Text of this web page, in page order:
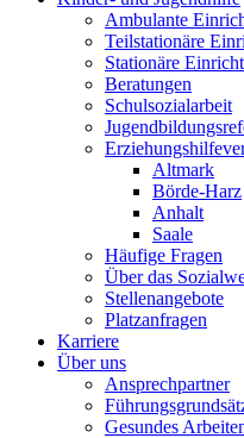
Ambulante
Teilstationäre
Stationäre
Beratungen
Schulsozialarbeit
Altmark
Börde-Harz
Anhalt
Saale
Häufige Fragen
Über das
Stellenangebote
Platzanfragen
Karriere
Über uns
Ansprechpartner
Gesundes